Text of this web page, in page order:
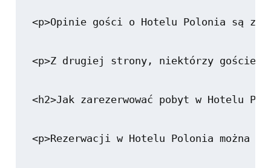
<p>Opinie gości o Hotelu Polonia są
<p>Z drugiej strony, niektórzy goście
<h2>Jak zarezerwować pobyt w Hotelu
<p>Rezerwacji w Hotelu Polonia